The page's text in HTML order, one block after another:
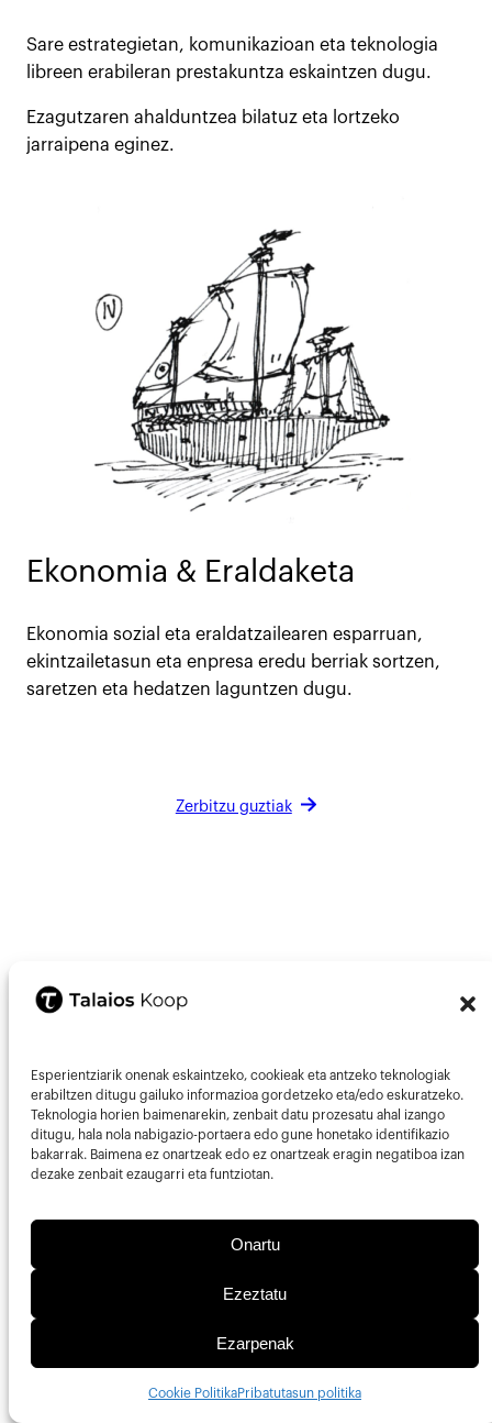
Esperientziarik onenak eskaintzeko, cookieak eta antzeko teknologiak
erabiltzen ditugu gailuko informazioa gordetzeko eta/edo eskuratzeko.
Teknologia horien baimenarekin, zenbait datu prozesatu ahal izango
ditugu, hala nola nabigazio-portaera edo gune honetako identifikazio
bakarrak. Baimena ez onartzeak edo ez onartzeak eragin negatiboa izan
dezake zenbait ezaugarri eta funtziotan.
Onartu
Ezeztatu
Ezarpenak
Cookie PolitikaPribatutasun politika
Sare estrategietan, komunikazioan eta teknologia
libreen erabileran prestakuntza eskaintzen dugu.
Ezagutzaren ahalduntzea bilatuz eta lortzeko
jarraipena eginez.
Ekonomia & Eraldaketa
Ekonomia sozial eta eraldatzailearen esparruan,
ekintzailetasun eta enpresa eredu berriak sortzen,
saretzen eta hedatzen laguntzen dugu.
Zerbitzu guztiak